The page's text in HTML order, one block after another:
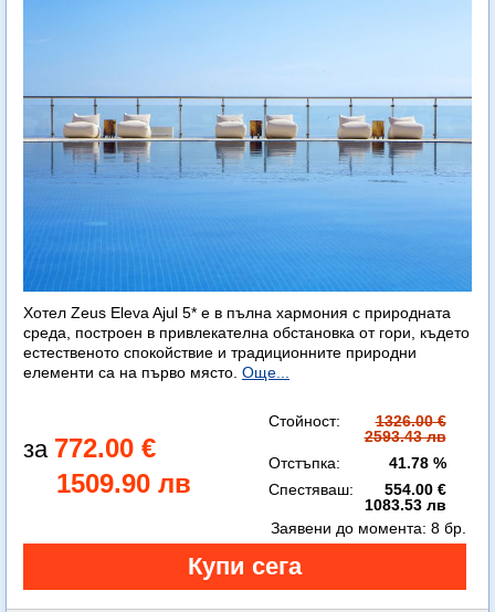
Хотел Zeus Eleva Ajul 5* е в пълна хармония с природната
среда, построен в привлекателна обстановка от гори, където
естественото спокойствие и традиционните природни
елементи са на първо място. Още...
772.00 €
1509.90 лв
Стойност:
1326.00 €
2593.43 лв
Отстъпка:
41.78 %
Спестяваш:
554.00 €
1083.53 лв
Заявени до момента: 8 бр.